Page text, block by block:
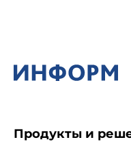
Продукты и